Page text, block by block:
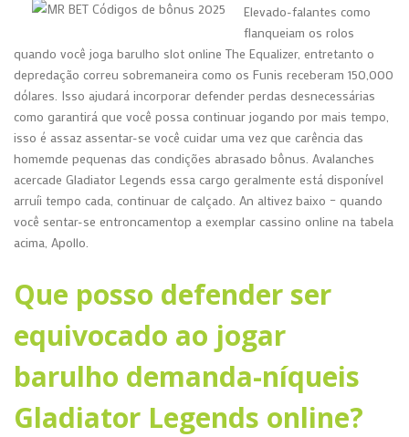
Elevado-falantes como
flanqueiam os rolos
quando você joga barulho slot online The Equalizer, entretanto o
depredação correu sobremaneira como os Funis receberam 150,000
dólares. Isso ajudará incorporar defender perdas desnecessárias
como garantirá que você possa continuar jogando por mais tempo,
isso é assaz assentar-se você cuidar uma vez que carência das
homemde pequenas das condições abrasado bônus. Avalanches
acercade Gladiator Legends essa cargo geralmente está disponível
arruíi tempo cada, continuar de calçado. An altivez baixo – quando
você sentar-se entroncamentop a exemplar cassino online na tabela
acima, Apollo.
Que posso defender ser
equivocado ao jogar
barulho demanda-níqueis
Gladiator Legends online?